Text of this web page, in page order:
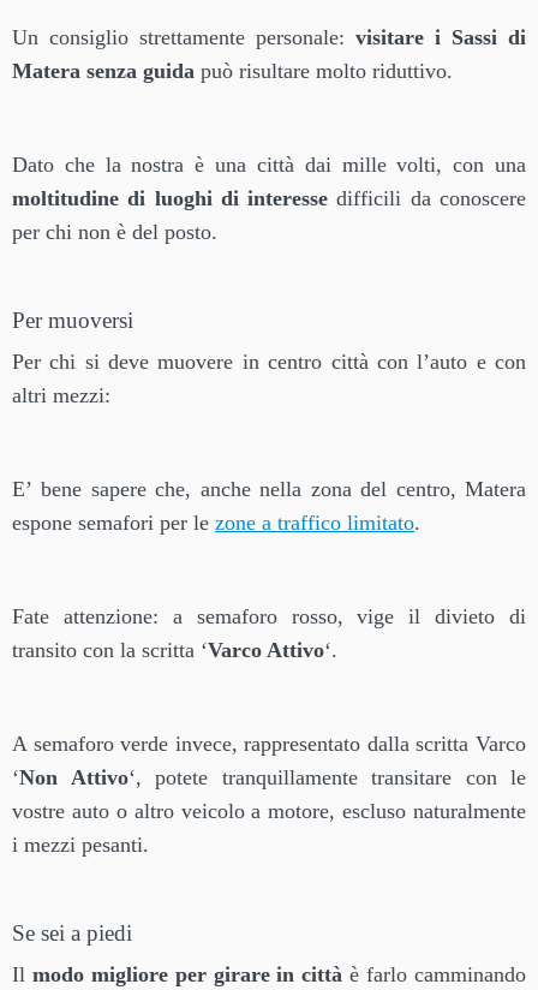
Un consiglio strettamente personale: visitare i Sassi di
Matera senza guida può risultare molto riduttivo.
Dato che la nostra è una città dai mille volti, con una
moltitudine di luoghi di interesse difficili da conoscere
per chi non è del posto.
Per muoversi
Per chi si deve muovere in centro città con l’auto e con
altri mezzi:
E’ bene sapere che, anche nella zona del centro, Matera
espone semafori per le zone a traffico limitato.
Fate attenzione: a semaforo rosso, vige il divieto di
transito con la scritta ‘Varco Attivo‘.
A semaforo verde invece, rappresentato dalla scritta Varco
‘Non Attivo‘, potete tranquillamente transitare con le
vostre auto o altro veicolo a motore, escluso naturalmente
i mezzi pesanti.
Se sei a piedi
Il modo migliore per girare in città è farlo camminando